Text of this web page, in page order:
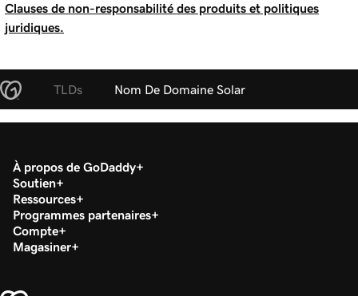
Clauses de non-responsabilité des produits et politiques
juridiques.
TLDs Nom De Domaine Solar
À propos de GoDaddy
Soutien
Ressources
Programmes partenaires
Compte
Magasiner